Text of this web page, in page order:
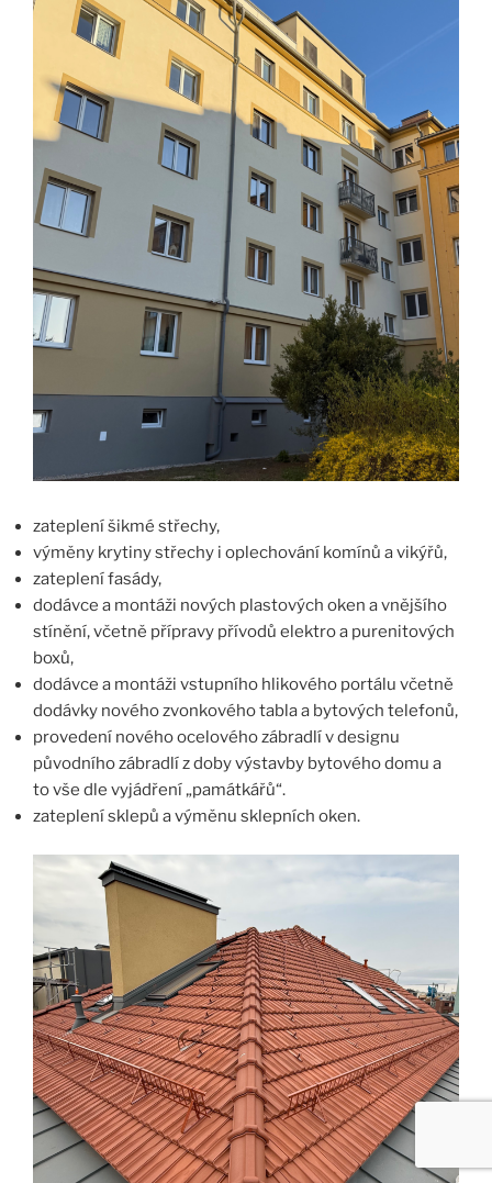
zateplení šikmé střechy,
výměny krytiny střechy i oplechování komínů a vikýřů,
zateplení fasády,
dodávce a montáži nových plastových oken a vnějšího
stínění, včetně přípravy přívodů elektro a purenitových
boxů,
dodávce a montáži vstupního hlikového portálu včetně
dodávky nového zvonkového tabla a bytových telefonů,
provedení nového ocelového zábradlí v designu
původního zábradlí z doby výstavby bytového domu a
to vše dle vyjádření „památkářů“.
zateplení sklepů a výměnu sklepních oken.